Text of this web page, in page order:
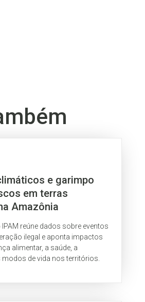
e garimpo
em terras
Amazônia
reúne dados sobre eventos
ilegal e aponta impactos
alimentar, a saúde, a
modos de vida nos territórios.